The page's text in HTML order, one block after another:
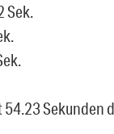
Sek.
Sekunden